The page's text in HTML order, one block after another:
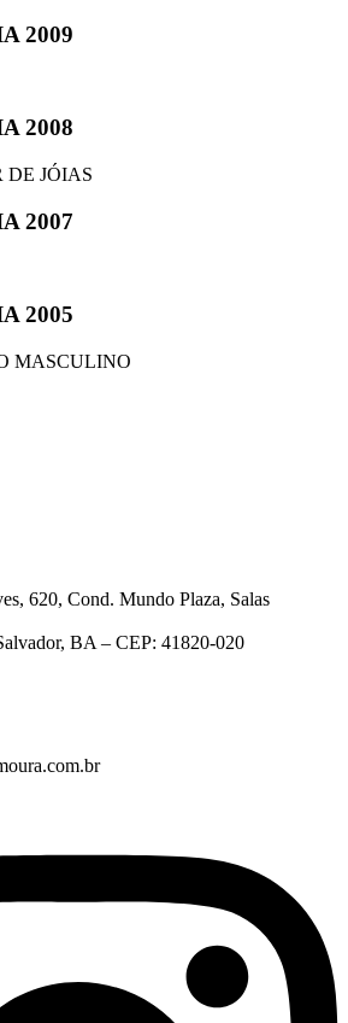
2009
2008
DE JÓIAS
2007
2005
MASCULINO
620, Cond. Mundo Plaza, Salas
BA – CEP: 41820-020